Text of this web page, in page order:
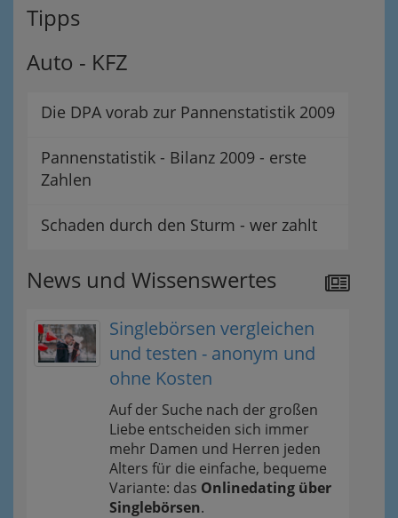
Tipps
Auto - KFZ
Die DPA vorab zur Pannenstatistik 2009
Pannenstatistik - Bilanz 2009 - erste
Zahlen
Schaden durch den Sturm - wer zahlt
News und Wissenswertes
Singlebörsen vergleichen
und testen - anonym und
ohne Kosten
Auf der Suche nach der großen
Liebe entscheiden sich immer
mehr Damen und Herren jeden
Alters für die einfache, bequeme
Variante: das Onlinedating über
Singlebörsen.